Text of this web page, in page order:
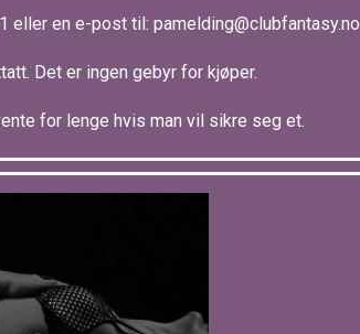
eller en e-post til: pamelding@clubfantasy.no
Det er ingen gebyr for kjøper.
for lenge hvis man vil sikre seg et.